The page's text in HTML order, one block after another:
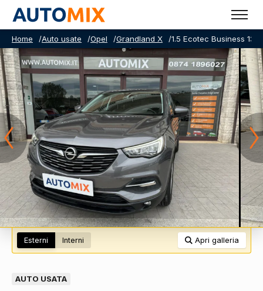
Home /Auto usate /Opel /Grandland X /1.5 Ecotec Business
Esterni Interni Apri galleria
AUTO USATA